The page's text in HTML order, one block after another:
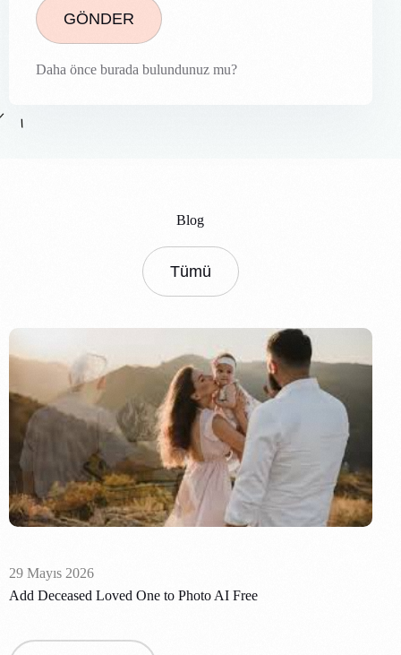
GÖNDER
Daha önce burada bulundunuz mu?
Blog
Tümü
29 Mayıs 2026
Add Deceased Loved One to Photo AI Free